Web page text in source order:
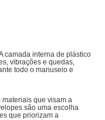
camada interna de plástico
vibrações e quedas,
todo o manuseio e
materiais que visam a
são uma escolha
que priorizam a